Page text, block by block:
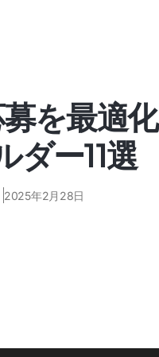
を最適化
ダー11選
2025年2月28日